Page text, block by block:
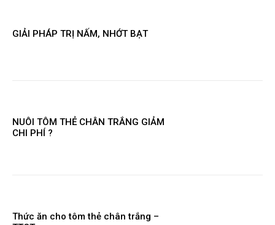
GIẢI PHÁP TRỊ NẤM, NHỚT BẠT
NUÔI TÔM THẺ CHÂN TRẮNG GIẢM
CHI PHÍ ?
Thức ăn cho tôm thẻ chân trắng –